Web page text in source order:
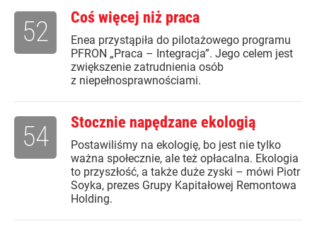
Coś więcej niż praca
Enea przystąpiła do pilotażowego programu
PFRON „Praca – Integracja”. Jego celem jest
zwiększenie zatrudnienia osób
z niepełnosprawnościami.
52
Stocznie napędzane ekologią
Postawiliśmy na ekologię, bo jest nie tylko
ważna społecznie, ale też opłacalna. Ekologia
to przyszłość, a także duże zyski – mówi Piotr
Soyka, prezes Grupy Kapitałowej Remontowa
Holding.
54